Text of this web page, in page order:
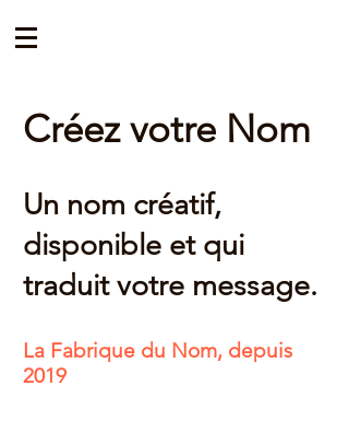
Créez votre Nom
Un nom créatif,
disponible et qui
traduit votre message.
La Fabrique du Nom, depuis
2019